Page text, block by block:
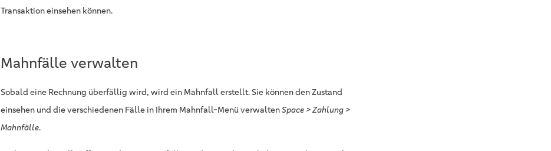
Transaktion einsehen können.
Mahnfälle verwalten
Sobald eine Rechnung überfällig wird, wird ein Mahnfall erstellt. Sie können den Zustand
einsehen und die verschiedenen Fälle in Ihrem Mahnfall-Menü verwaltenSpace > Zahlung >
Mahnfälle.